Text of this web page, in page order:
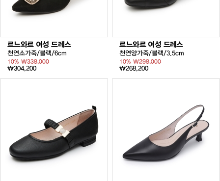
르느와르 여성 드레스
천연소가죽/블랙/6cm
10% ₩338,000
₩304,200
르느와르 여성 드레스
천연양가죽/블랙/3.5cm
10%₩298,000
₩268,200